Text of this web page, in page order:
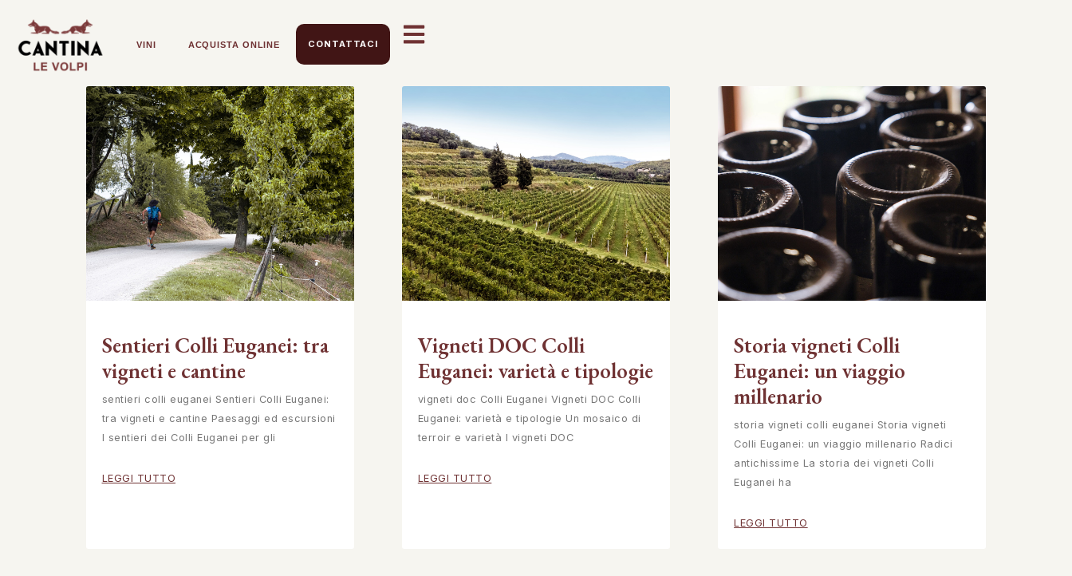
VINI ACQUISTA ONLINE CONTATTACI
Sentieri Colli Euganei: tra
vigneti e cantine
sentieri colli euganei Sentieri Colli Euganei:
tra vigneti e cantine Paesaggi ed escursioni
I sentieri dei Colli Euganei per gli
LEGGI TUTTO
Vigneti DOC Colli
Euganei: varietà e tipologie
vigneti doc Colli Euganei Vigneti DOC Colli
Euganei: varietà e tipologie Un mosaico di
terroir e varietà I vigneti DOC
LEGGI TUTTO
Storia vigneti Colli
Euganei: un viaggio
millenario
storia vigneti colli euganei Storia vigneti
Colli Euganei: un viaggio millenario Radici
antichissime La storia dei vigneti Colli
Euganei ha
LEGGI TUTTO